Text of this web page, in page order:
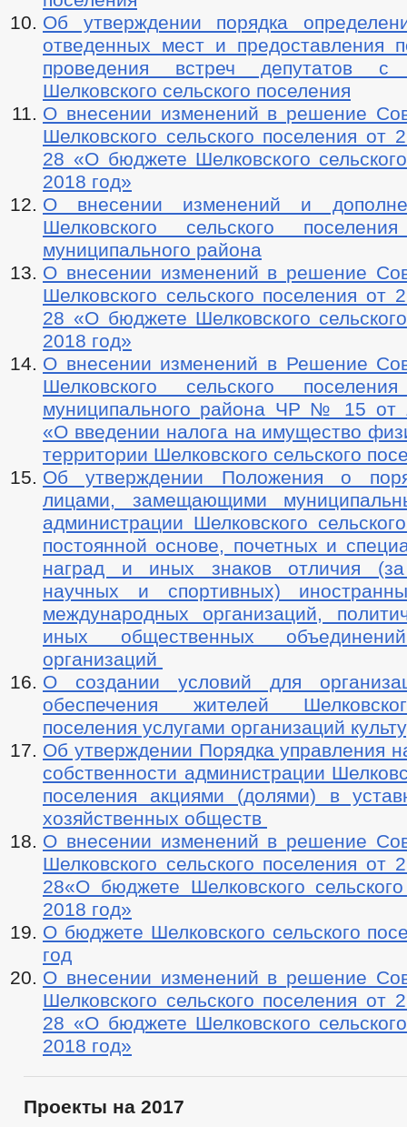
Об утверждении порядка
отведенных мест и предоставления
проведения встреч депутатов с
Шелковского сельского поселения
О внесении изменений в решение
Шелковского сельского поселения от
28 «О бюджете Шелковского
2018 год»
О внесении изменений и
Шелковского сельского
муниципального района
О внесении изменений в решение
Шелковского сельского поселения от
28 «О бюджете Шелковского
2018 год»
О внесении изменений в Решение
Шелковского сельского
муниципального района ЧР № 15 от
«О введении налога на имущество
территории Шелковского сельского
Об утверждении Положения о
лицами, замещающими
администрации Шелковского
постоянной основе, почетных и
наград и иных знаков отличия
научных и спортивных)
международных организаций,
иных общественных
организаций
О создании условий для
обеспечения жителей
поселения услугами организаций
Об утверждении Порядка управления
собственности администрации
поселения акциями (долями) в
хозяйственных обществ
О внесении изменений в решение
Шелковского сельского поселения от
28«О бюджете Шелковского
2018 год»
О бюджете Шелковского сельского
год
О внесении изменений в решение
Шелковского сельского поселения от
28 «О бюджете Шелковского
2018 год»
Проекты на 2017